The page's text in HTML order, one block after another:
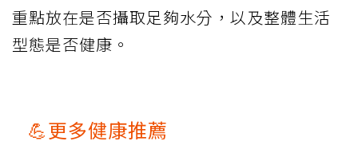
重點放在是否攝取足夠水分，以及整體生活
型態是否健康。
💪更多健康推薦